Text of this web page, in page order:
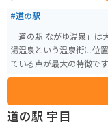
#道の駅
「道の駅 ながゆ温泉」
湯温泉という温泉街に位
ている点が最大の特徴です。 温泉は、世界屈指の炭酸泉として知ら
り、飲泉も可能です。効
くの観光客が訪れます。
で、無料で入浴することができます。 バイクでの
で、温泉で疲れを癒しな
道の駅 宇目